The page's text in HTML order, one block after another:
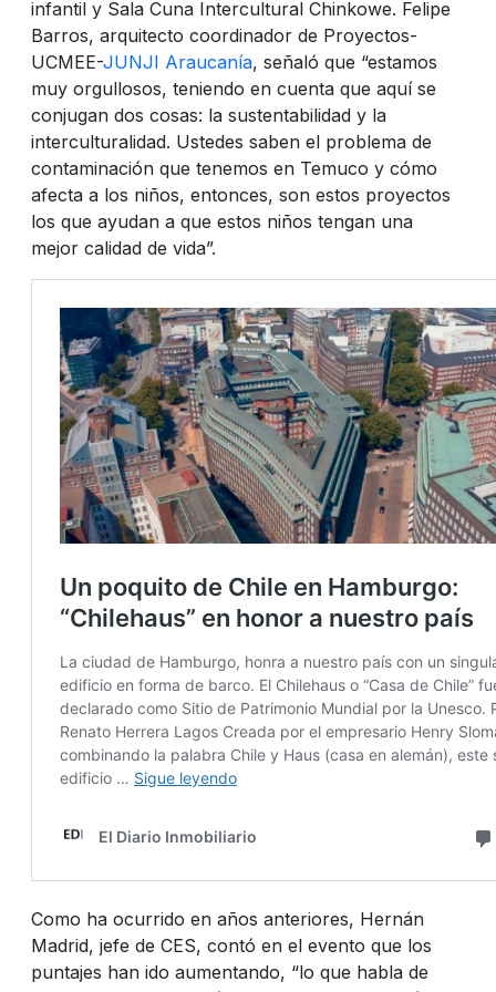
infantil y Sala Cuna Intercultural Chinkowe. Felipe
Barros, arquitecto coordinador de Proyectos-
UCMEE-JUNJI Araucanía, señaló que “estamos
muy orgullosos, teniendo en cuenta que aquí se
conjugan dos cosas: la sustentabilidad y la
interculturalidad. Ustedes saben el problema de
contaminación que tenemos en Temuco y cómo
afecta a los niños, entonces, son estos proyectos
los que ayudan a que estos niños tengan una
mejor calidad de vida”.
Como ha ocurrido en años anteriores, Hernán
Madrid, jefe de CES, contó en el evento que los
puntajes han ido aumentando, “lo que habla de